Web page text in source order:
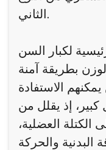
الثاني.
لكبار السن
بطريقة آمنة
الاستفادة
إذ يقلل من
الكتلة العضلية،
البدنية والحركة